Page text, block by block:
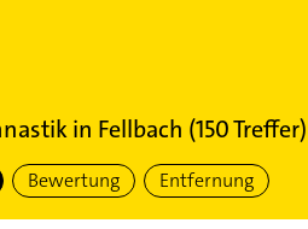
in Fellbach (150Treffer)
Bewertung Entfernung